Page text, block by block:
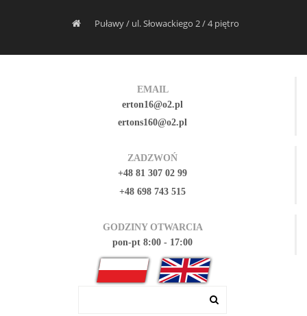
Puławy / ul. Słowackiego 2 / 4 piętro
EMAIL
erton16@o2.pl
ertons160@o2.pl
ZADZWOŃ
+48 81 307 02 99
+48 698 743 515
GODZINY OTWARCIA
pon-pt 8:00 - 17:00